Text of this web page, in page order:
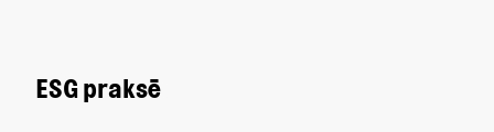
ESG praksē